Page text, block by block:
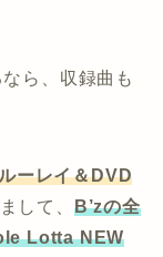
ら、収録曲も
ーレイ＆DVD
して、 B’zの全
Lotta NEW